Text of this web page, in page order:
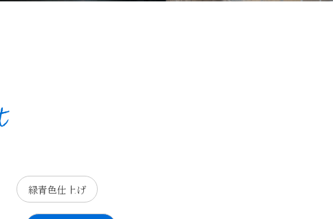
緑青色仕上げ